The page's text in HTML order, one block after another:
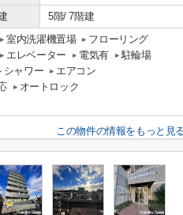
5階/ 7階建
室内洗濯機置場
フローリング
エレベーター 電気有
駐輪場
シャワー
エアコン
オートロック
この物件の情報をもっと見